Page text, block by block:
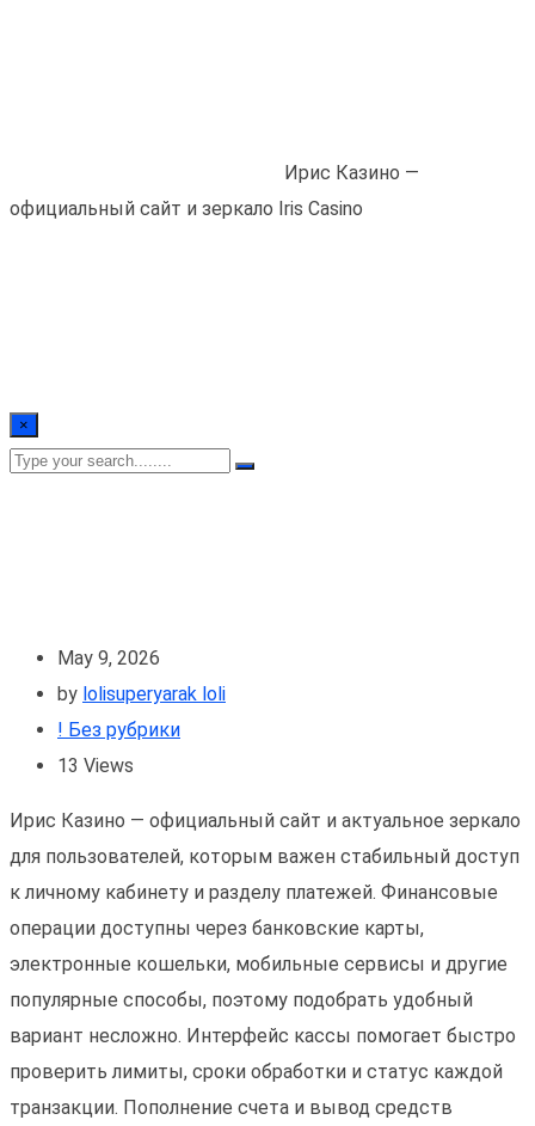
Ирис Казино —
официальный сайт и зеркало Iris Casino
×
May 9, 2026
by lolisuperyarak loli
! Без рубрики
13 Views
Ирис Казино — официальный сайт и актуальное зеркало
для пользователей, которым важен стабильный доступ
к личному кабинету и разделу платежей. Финансовые
операции доступны через банковские карты,
электронные кошельки, мобильные сервисы и другие
популярные способы, поэтому подобрать удобный
вариант несложно. Интерфейс кассы помогает быстро
проверить лимиты, сроки обработки и статус каждой
транзакции. Пополнение счета и вывод средств